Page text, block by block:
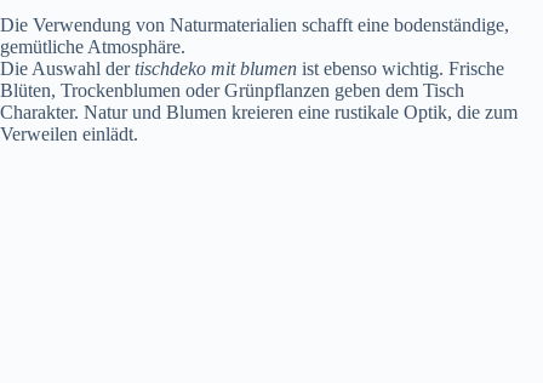
Die Verwendung von Naturmaterialien schafft eine bodenständige,
gemütliche Atmosphäre.
Die Auswahl dertischdeko mit blumen ist ebenso wichtig. Frische
Blüten, Trockenblumen oder Grünpflanzen geben dem Tisch
Charakter. Natur und Blumen kreieren eine rustikale Optik, die zum
Verweilen einlädt.